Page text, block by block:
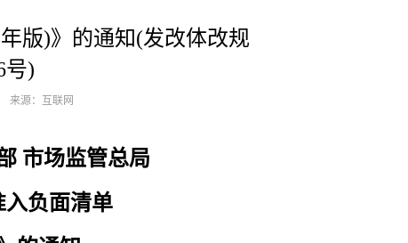
版)》的通知(发改体改规
号)
来源：互联网
市场监管总局
入负面清单